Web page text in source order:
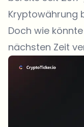
Kryptowährung
Doch wie
nächsten Zeit